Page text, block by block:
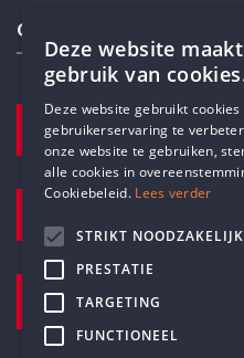
Contactgegevens
TELEFOON
+32 3 233 70 32
E-MAILADRES
Pottenbrug 4
Antwerpen, 2000
Deze website maakt
gebruik van
Deze website gebruikt cookies
gebruikerservaring te
onze website te gebruiken,
alle cookies in
Cookiebeleid. Lees verder
STRIKT NOODZAKELIJK
PRESTATIE
TARGETING
FUNCTIONEEL